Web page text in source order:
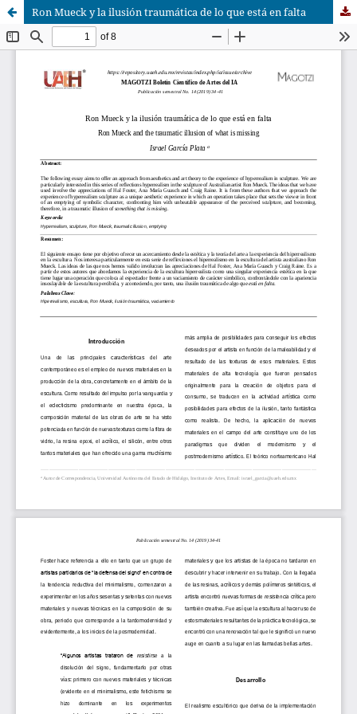
Ron Mueck y la ilusión traumática de lo que está en falta